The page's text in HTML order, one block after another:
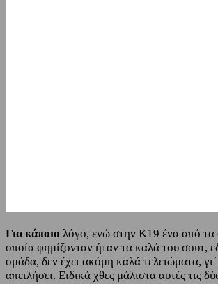
Για κάποιο λόγο, ενώ στην Κ19 ένα από τα
οποία φημίζονταν ήταν τα καλά του σουτ,
ομάδα, δεν έχει ακόμη καλά τελειώματα, γι΄
απειλήσει. Ειδικά χθες μάλιστα αυτές τις